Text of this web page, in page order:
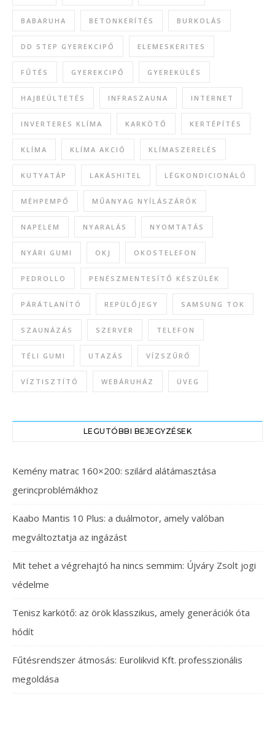
BABARUHA BETONKERÍTÉS BURKOLÁS
DD STEP GYEREKCIPŐ ELEMESKERITES
FŰTÉS GYEREKCIPŐ GYEREKÜLÉS
HAJBEÜLTETÉS INFRASZAUNA INTERNET
INVERTERES KLÍMA KARKÖTŐ KERTÉPÍTÉS
KLÍMA KLÍMA AKCIÓ KLÍMASZERELÉS
KUTYATÁP LAKÁSHITEL LÉGKONDICIONÁLÓ
MÉHPEMPŐ MŰANYAG NYÍLÁSZÁRÓK
NAPELEM NYARALÁS NYOMTATÁS
NYÁRI GUMI OKJ OKOSTELEFON
PEDROLLO PENÉSZMENTESÍTŐ KÉSZÜLÉK
PÁRÁTLANÍTÓ REPÜLŐJEGY SAMSUNG TOK
SZAUNÁZÁS SZERVER TELEFON
TÉLI GUMI UTAZÁS VÍZSZŰRŐ
VÍZTISZTÍTÓ WEBÁRUHÁZ ÜVEG
LEGUTÓBBI BEJEGYZÉSEK
Kemény matrac 160×200: szilárd alátámasztása
gerincproblémákhoz
Kaabo Mantis 10 Plus: a duálmotor, amely valóban
megváltoztatja az ingázást
Mit tehet a végrehajtó ha nincs semmim: Újváry Zsolt jogi
védelme
Tenisz karkötő: az örök klasszikus, amely generációk óta
hódít
Fűtésrendszer átmosás: Eurolikvid Kft. professzionális
megoldása